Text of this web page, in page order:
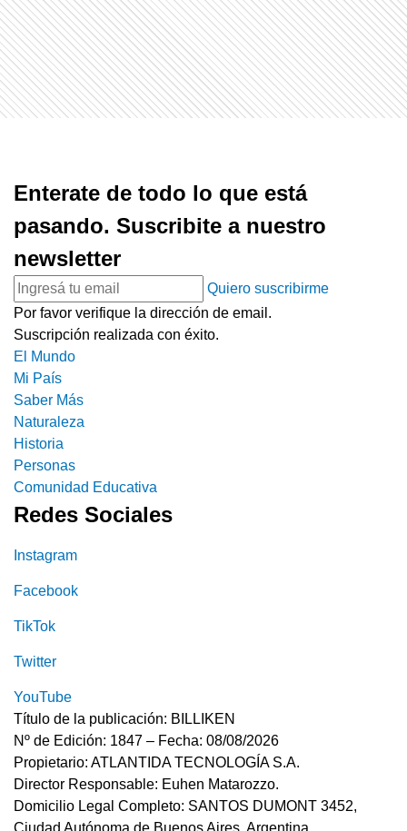
Enterate de todo lo que está
pasando. Suscribite a nuestro
newsletter
Quiero suscribirme
Por favor verifique la dirección de email.
Suscripción realizada con éxito.
El Mundo
Mi País
Saber Más
Naturaleza
Historia
Personas
Comunidad Educativa
Redes Sociales
Instagram
Facebook
TikTok
Twitter
YouTube
Título de la publicación: BILLIKEN
Nº de Edición: 1847 – Fecha: 08/08/2026
Propietario: ATLANTIDA TECNOLOGÍA S.A.
Director Responsable: Euhen Matarozzo.
Domicilio Legal Completo: SANTOS DUMONT 3452,
Ciudad Autónoma de Buenos Aires, Argentina.